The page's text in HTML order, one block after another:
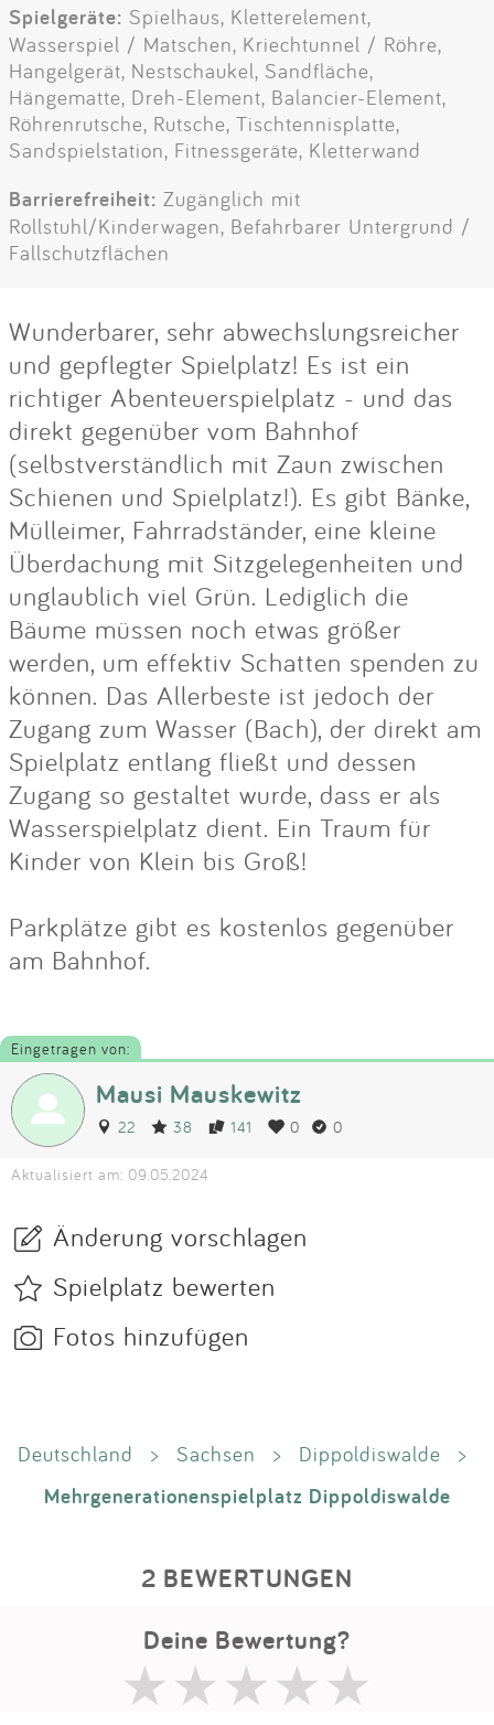
Spielgeräte: Spielhaus, Kletterelement,
Wasserspiel / Matschen, Kriechtunnel / Röhre,
Hangelgerät, Nestschaukel, Sandfläche,
Hängematte, Dreh-Element, Balancier-Element,
Röhrenrutsche, Rutsche, Tischtennisplatte,
Sandspielstation, Fitnessgeräte, Kletterwand
Barrierefreiheit: Zugänglich mit
Rollstuhl/Kinderwagen, Befahrbarer Untergrund /
Fallschutzflächen
Wunderbarer, sehr abwechslungsreicher
und gepflegter Spielplatz! Es ist ein
richtiger Abenteuerspielplatz - und das
direkt gegenüber vom Bahnhof
(selbstverständlich mit Zaun zwischen
Schienen und Spielplatz!). Es gibt Bänke,
Mülleimer, Fahrradständer, eine kleine
Überdachung mit Sitzgelegenheiten und
unglaublich viel Grün. Lediglich die
Bäume müssen noch etwas größer
werden, um effektiv Schatten spenden zu
können. Das Allerbeste ist jedoch der
Zugang zum Wasser (Bach), der direkt am
Spielplatz entlang fließt und dessen
Zugang so gestaltet wurde, dass er als
Wasserspielplatz dient. Ein Traum für
Kinder von Klein bis Groß!
Parkplätze gibt es kostenlos gegenüber
am Bahnhof.
Eingetragen von:
Mausi Mauskewitz
22 38 141 0 0
Aktualisiert am: 09.05.2024
Änderung vorschlagen
Spielplatz bewerten
Fotos hinzufügen
Deutschland > Sachsen > Dippoldiswalde >
Mehrgenerationenspielplatz Dippoldiswalde
2 BEWERTUNGEN
Deine Bewertung?